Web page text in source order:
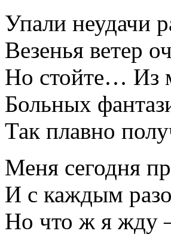
Упали неудачи
Везенья ветер
Но стойте… Из
Больных
Так плавно
Меня сегодня
И с каждым
Но что ж я жду